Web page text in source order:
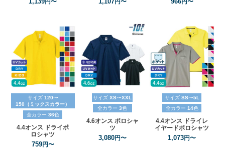
1,139円〜
1,107円〜
966円〜
サイズ 120〜
150（ミックスカラー）
全カラー 36色
4.4オンス ドライポ
ロシャツ
759円〜
サイズ XS〜XXL
全カラー 3色
4.6オンス ポロシャ
ツ
3,080円〜
サイズ SS〜5L
全カラー 14色
4.4オンス ドライレ
イヤードポロシャツ
1,073円〜